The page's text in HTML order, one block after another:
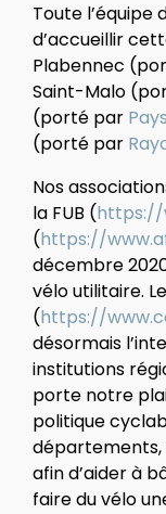
Toute l’équipe
d’accueillir
Plabennec
Saint-Malo
(porté par
(porté par
Nos
la FUB (https://
(https://
décembre
vélo utilitaire.
(https://
désormais
institutions
porte notre
politique
afin d’aider à
faire du vélo